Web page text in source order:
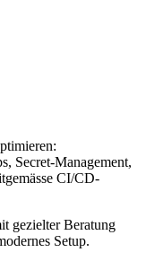
Secret-Management,
CI/CD-
gezielter Beratung
Setup.